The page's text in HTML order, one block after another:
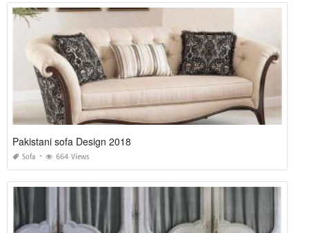
Pakistani sofa Design 2018
Sofa 664 Views